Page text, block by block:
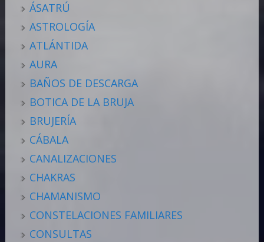
ÁSATRÚ
ASTROLOGÍA
ATLÁNTIDA
AURA
BAÑOS DE DESCARGA
BOTICA DE LA BRUJA
BRUJERÍA
CÁBALA
CANALIZACIONES
CHAKRAS
CHAMANISMO
CONSTELACIONES FAMILIARES
CONSULTAS